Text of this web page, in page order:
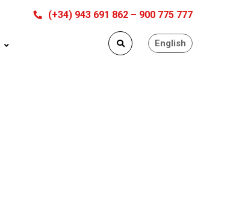
(+34) 943 691 862 – 900 775 777
English